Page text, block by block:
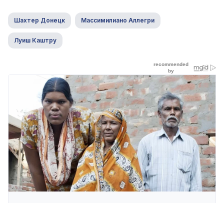
Шахтер Донецк Массимилиано Аллегри
Луиш Каштру